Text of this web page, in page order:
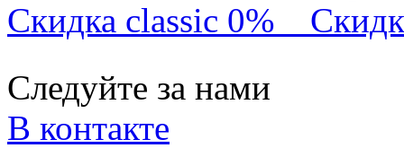
Скидка classic 0%
Следуйте за нами
В контакте